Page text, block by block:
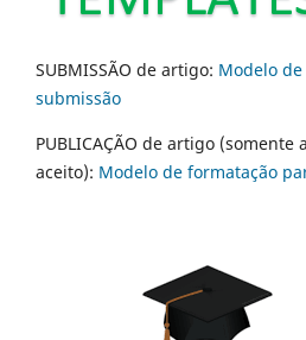
SUBMISSÃO de artigo: Modelo
submissão
PUBLICAÇÃO de artigo
aceito): Modelo de formatação